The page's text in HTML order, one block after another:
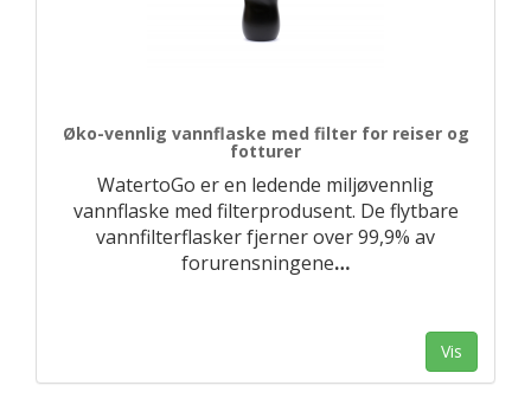
Øko-vennlig vannflaske med filter for reiser og
fotturer
WatertoGo er en ledende miljøvennlig
vannflaske med filterprodusent. De flytbare
vannfilterflasker fjerner over 99,9% av
forurensningene…
Vis